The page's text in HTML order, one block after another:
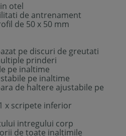
otel
de antrenament
de 50 x 50 mm
pe discuri de greutati
prinderi
pe inaltime
pe inaltime
de haltere ajustabile pe
x scripete inferior
intregului corp
de toate inaltimile